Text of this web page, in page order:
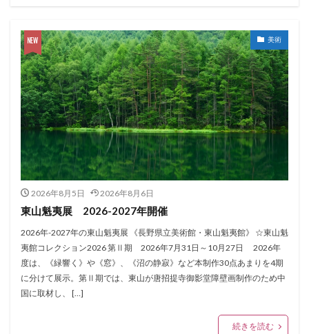
美術
2026年8月5日 2026年8月6日
東山魁夷展 2026-2027年開催
2026年-2027年の東山魁夷展 《長野県立美術館・東山魁夷館》 ☆東山魁
夷館コレクション2026 第Ⅱ期 2026年7月31日～10月27日 2026年
度は、《緑響く》や《窓》、《沼の静寂》など本制作30点あまりを4期
に分けて展示。第Ⅱ期では、東山が唐招提寺御影堂障壁画制作のため中
国に取材し、 […]
続きを読む